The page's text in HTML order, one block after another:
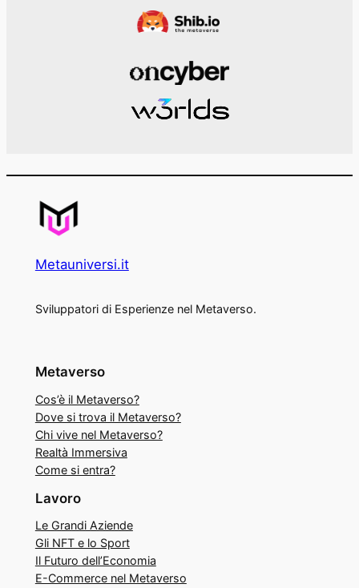
Metauniversi.it
Sviluppatori di Esperienze nel Metaverso.
Metaverso
Cos’è il Metaverso?
Dove si trova il Metaverso?
Chi vive nel Metaverso?
Realtà Immersiva
Come si entra?
Lavoro
Le Grandi Aziende
Gli NFT e lo Sport
Il Futuro dell’Economia
E-Commerce nel Metaverso